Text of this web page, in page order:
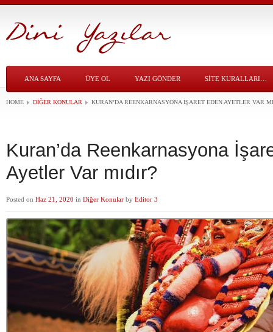
ANA SAYFA ÜYE OL YAZI GÖNDER SITE KURALLARI…
HOME DIĞER KONULAR KURAN’DA REENKARNASYONA İŞARET EDEN AYETLER VAR
Kuran’da Reenkarnasyona
Ayetler Var mıdır?
Posted on Haz 21, 2020 in Diğer Konular by Editor 3